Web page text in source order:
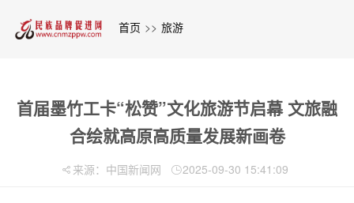
首页 >> 旅游
首届墨竹工卡“松赞”文化旅游节启幕 文旅融
合绘就高原高质量发展新画卷
来源：中国新闻网 2025-09-30 15:41:09